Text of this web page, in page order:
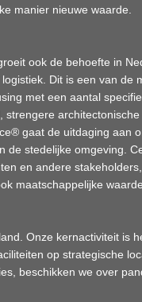
manier nieuwe waarde.
ook de behoefte in
Dit is een van de
met een aantal
gaat de uitdaging aan
de stedelijke omgeving.
en andere
maatschappelijke
Onze kernactiviteit is
op strategische
beschikken we over